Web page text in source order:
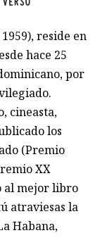
reside en
hace 25
por
cineasta,
los
(Premio
XX
al mejor libro
atraviesas la
Habana,